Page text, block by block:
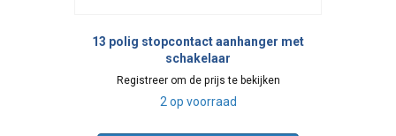
13 polig stopcontact aanhanger met
schakelaar
Registreer om de prijs te bekijken
2 op voorraad